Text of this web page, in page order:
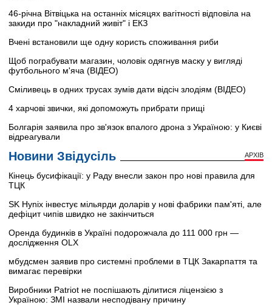
46-річна Вітвіцька на останніх місяцях вагітності відповіла на
закиди про "накладний живіт" і ЕКЗ
Вчені встановили ще одну користь споживання риби
Щоб пограбувати магазин, чоловік одягнув маску у вигляді
футбольного м'яча (ВІДЕО)
Сміливець в одних трусах зумів дати відсіч злодіям (ВІДЕО)
4 харчові звички, які допоможуть прибрати прищі
Болгарія заявила про зв'язок впалого дрона з Україною: у Києві
відреагували
Новини Звідусіль АРХІВ
Кінець бусифікації: у Раду внесли закон про нові правила для
ТЦК
SK Hynix інвестує мільярди доларів у нові фабрики пам'яті, але
дефіцит чипів швидко не закінчиться
Оренда будинків в Україні подорожчала до 111 000 грн —
дослідження OLX
мбудсмен заявив про системні проблеми в ТЦК Закарпаття та
вимагає перевірки
Виробники Patriot не поспішають ділитися ліцензією з
Україною: ЗМІ назвали несподівану причину